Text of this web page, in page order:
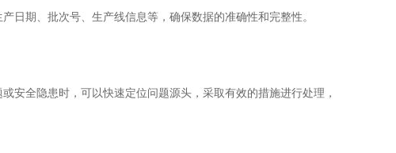
日期、批次号、生产线信息等，确保数据的准确性和完整性。
安全隐患时，可以快速定位问题源头，采取有效的措施进行处理，